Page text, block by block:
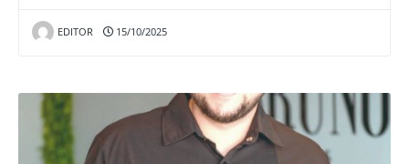
EDITOR 15/10/2025